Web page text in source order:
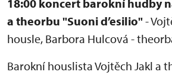
18:00 koncert barokní hudby
a theorbu "Suoni d’esilio"-
housle, Barbora Hulcová -
Barokní houslista Vojtěch Jakl a